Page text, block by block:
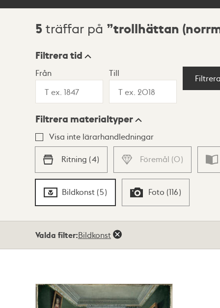
Sökresultat
5 träffar på trollhättan
Visningsläge
Lista Karta
Filtrera tid
Från Till
Filtrera materialtyper
Visa inte lärarhandledningar
Ritning (4) Föremål (0)
Bildkonst (5) Foto (116)
Valda filter:Bildkonst